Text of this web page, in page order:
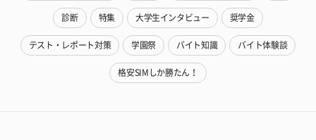
診断 特集 大学生インタビュー 奨学金
テスト・レポート対策 学園祭 バイト知識 バイト体験談
格安SIMしか勝たん！